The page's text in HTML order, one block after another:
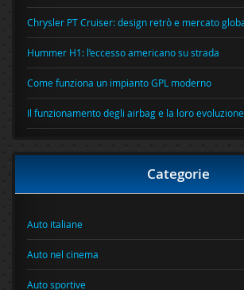
Chrysler PT Cruiser: design retrò e mercato
Hummer H1: l’eccesso americano su strada
Come funziona un impianto GPL moderno
Il funzionamento degli airbag e la loro evoluzione
Categorie
Auto italiane
Auto nel cinema
Auto sportive